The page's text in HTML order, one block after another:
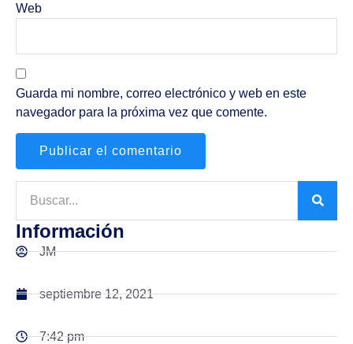
Web
Guarda mi nombre, correo electrónico y web en este
navegador para la próxima vez que comente.
Información
JM
septiembre 12, 2021
7:42 pm